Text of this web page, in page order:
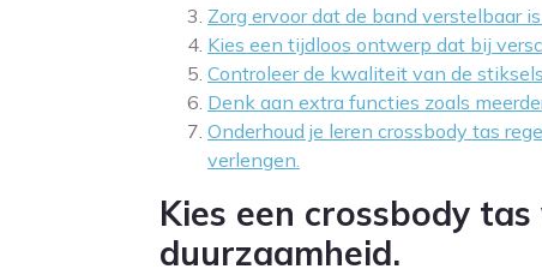
Zorg ervoor dat de band verstelbaar
Kies een tijdloos ontwerp dat bij
Controleer de kwaliteit van de
Denk aan extra functies zoals
Onderhoud je leren crossbody tas
verlengen.
Kies een crossbody
duurzaamheid.